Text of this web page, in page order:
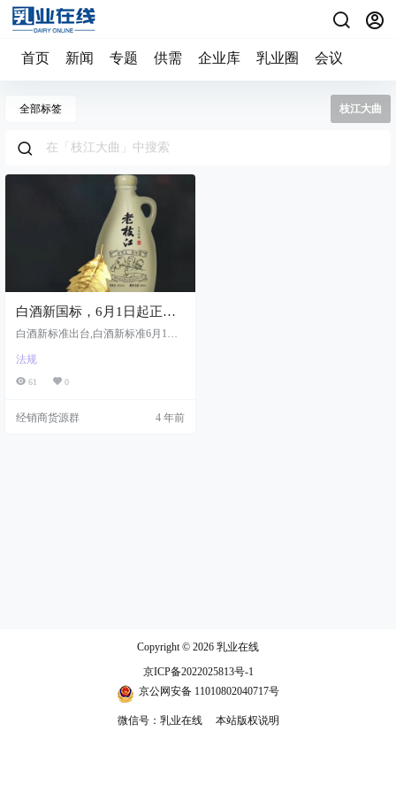
首页 新闻 专题 供需 企业库 乳业圈 会议
全部标签 枝江大曲
白酒新国标，6月1日起正式
实施！
白酒新标准出台,白酒新标准6月1日
法规
61 0
经销商货源群 4 年前
Copyright © 2026 乳业在线
京ICP备2022025813号-1
京公网安备 11010802040717号
微信号：乳业在线 本站版权说明